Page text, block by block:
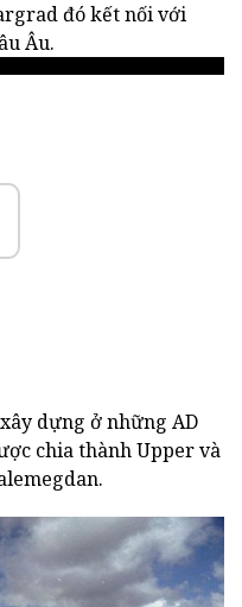
đó kết nối với
Âu.
dựng ở những AD
chia thành Upper và